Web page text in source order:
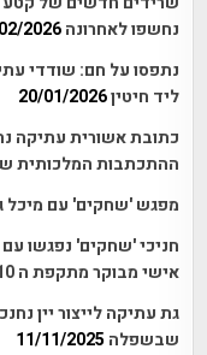
נחשפו לאחרונה 2026
נתפסו על חם: שודדי
ליד חיטין20/01/2026
כתובת אשורית עתיקה
ההתכתבות המלכותית
מפגש 'שחקים' עם מיכל
חניכי 'שחקים' נפגשו עם
אישי מבוקר מתקפת ה 7/10
גת עתיקה לייצור יין
שבשפלה 11/11/2025